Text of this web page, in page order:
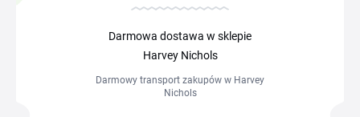
Darmowa dostawa w sklepie
Harvey Nichols
Darmowy transport zakupów w Harvey
Nichols